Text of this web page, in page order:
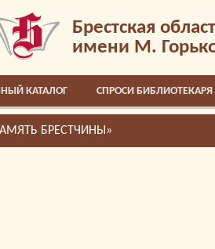
Брестская
имени М.
КАТАЛОГ СПРОСИ БИБЛИОТЕКАРЯ
БРЕСТЧИНЫ»